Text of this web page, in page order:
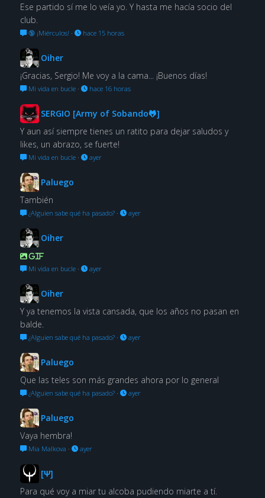
Ese partido sí me lo veía yo. Y hasta me hacía socio del
club.
🔞 ¡Miérculos! · hace 15 horas
Oiher
¡Gracias, Sergio! Me voy a la cama... ¡Buenos días!
Mi vida en bucle· hace 16 horas
SERGIO [Army of Sobando🐸]
Y aun así siempre tienes un ratito para dejar saludos y
likes, un abrazo, se fuerte!
Mi vida en bucle· ayer
Paluego
También
¿Alguien sabe qué ha pasado?· ayer
Oiher
GIF
Mi vida en bucle· ayer
Oiher
Y ya tenemos la vista cansada, que los años no pasan en
balde.
¿Alguien sabe qué ha pasado?· ayer
Paluego
Que las teles son más grandes ahora por lo general
¿Alguien sabe qué ha pasado?· ayer
Paluego
Vaya hembra!
Mia Malkova · ayer
[Ψ]
Para qué voy a miar tu alcoba pudiendo miarte a tí.